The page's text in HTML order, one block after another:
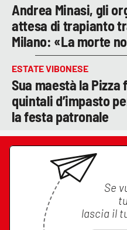
Andrea Minasi, gli
attesa di trapianto
Milano: «La morte
ESTATE VIBONESE
Sua maestà la
quintali d’impasto
la festa patronale
Se
lascia il